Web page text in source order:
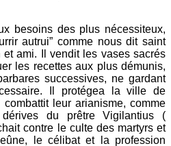
besoins des plus nécessiteux,
autrui” comme nous dit saint
et ami. Il vendit les vases sacrés
les recettes aux plus démunis,
successives, ne gardant
Il protégea la ville de
combattit leur arianisme, comme
du prêtre Vigilantius (
contre le culte des martyrs et
le célibat et la profession